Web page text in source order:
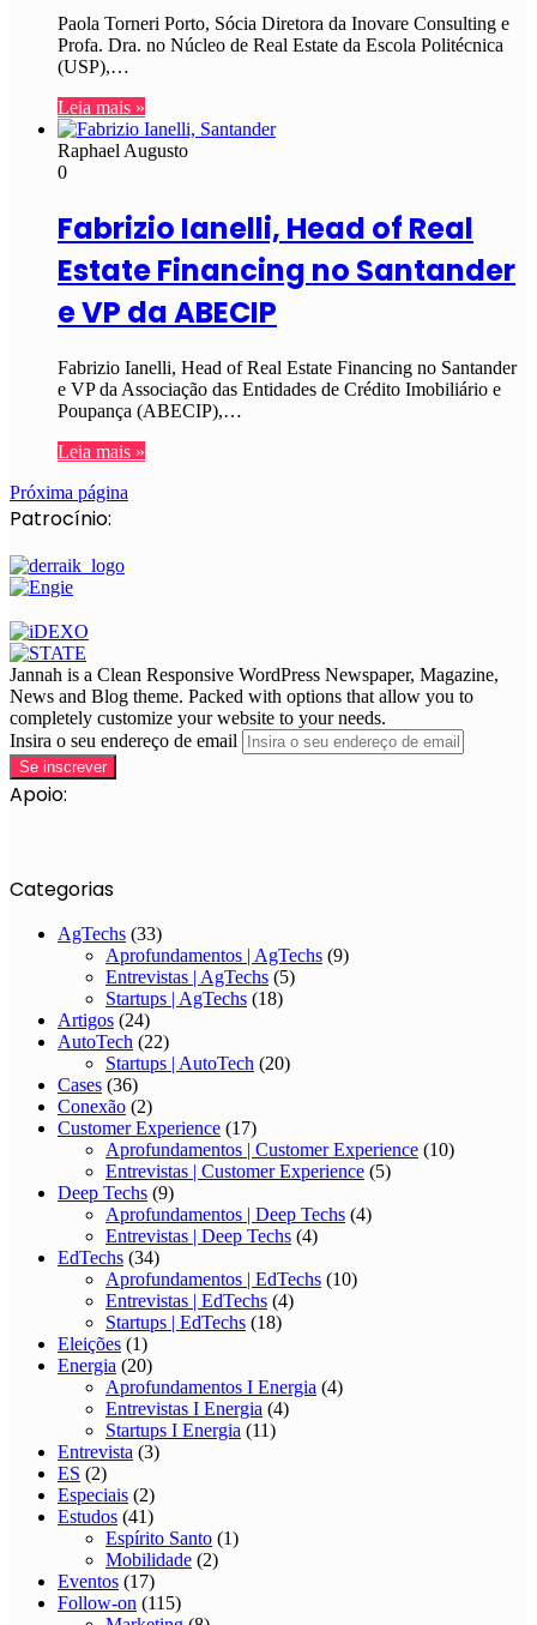
Paola Torneri Porto, Sócia Diretora da Inovare Consulting e
Profa. Dra. no Núcleo de Real Estate da Escola Politécnica
(USP),…
Leia mais »
Raphael Augusto
0
Fabrizio Ianelli, Head of Real
Estate Financing no Santander
e VP da ABECIP
Fabrizio Ianelli, Head of Real Estate Financing no Santander
e VP da Associação das Entidades de Crédito Imobiliário e
Poupança (ABECIP),…
Leia mais »
Próxima página
Patrocínio:
Jannah is a Clean Responsive WordPress Newspaper, Magazine,
News and Blog theme. Packed with options that allow you to
completely customize your website to your needs.
Insira o seu endereço de email
Apoio:
Categorias
AgTechs (33)
Aprofundamentos | AgTechs (9)
Entrevistas | AgTechs (5)
Startups | AgTechs (18)
Artigos (24)
AutoTech (22)
Startups | AutoTech (20)
Cases (36)
Conexão (2)
Customer Experience (17)
Aprofundamentos | Customer Experience (10)
Entrevistas | Customer Experience (5)
Deep Techs (9)
Aprofundamentos | Deep Techs (4)
Entrevistas | Deep Techs (4)
EdTechs (34)
Aprofundamentos | EdTechs (10)
Entrevistas | EdTechs (4)
Startups | EdTechs (18)
Eleições (1)
Energia (20)
Aprofundamentos I Energia (4)
Entrevistas I Energia (4)
Startups I Energia (11)
Entrevista (3)
ES (2)
Especiais (2)
Estudos (41)
Espírito Santo (1)
Mobilidade (2)
Eventos (17)
Follow-on (115)